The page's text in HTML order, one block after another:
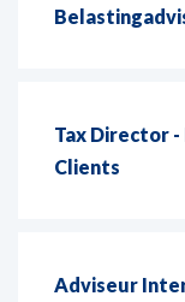
Tax Director
Clients
Adviseur